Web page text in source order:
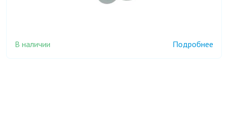
В наличии Подробнее